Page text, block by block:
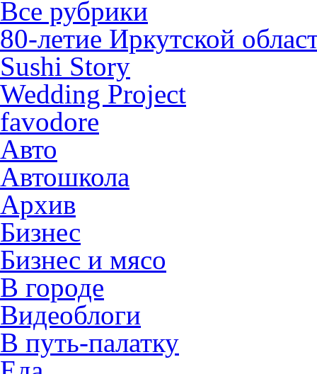
Все рубрики
80-летие Иркутской
Sushi Story
Wedding Project
favodore
Авто
Автошкола
Архив
Бизнес
Бизнес и мясо
В городе
Видеоблоги
В путь-палатку